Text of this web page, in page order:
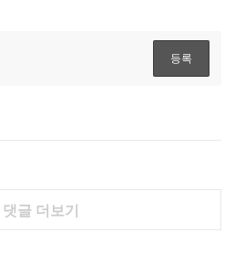
댓글 더보기